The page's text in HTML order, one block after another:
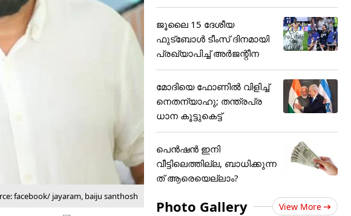
facebook/ jayaram, baiju santhosh
ജൂ​ലൈ 15 ദേശീയ
ഫുട്ബോൾ ടീംസ് ദിനമായി
പ്രഖ്യാപിച്ച് അ‌ർജന്റീന
മോദിയെ ഫോണിൽ വിളിച്ച്
നെതന്യാഹു; തന്ത്രപ്ര
ധാന കൂട്ടുകെട്ട്
പെൻഷൻ ഇനി
വീട്ടിലെത്തില്ല, ബാധിക്കുന്ന
ത് ആരെയെല്ലാം?
Photo Gallery View More